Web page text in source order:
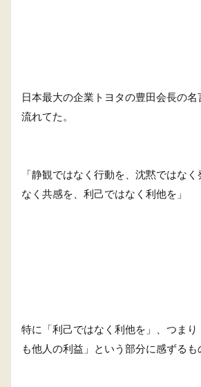
日本最大の企業トヨタの豊田会長の
流れてた。
「静観ではなく行動を、沈黙ではな
なく共感を、利己ではなく利他を」
特に「利己ではなく利他を」、つまり
も他人の利益」という部分に感ずるも